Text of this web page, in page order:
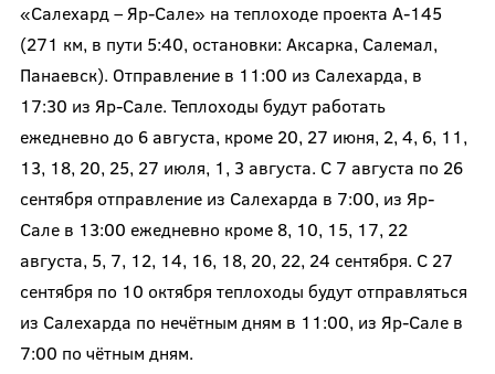
«Салехард – Яр-Сале» на теплоходе проекта А-145
(271 км, в пути 5:40, остановки: Аксарка, Салемал,
Панаевск). Отправление в 11:00 из Салехарда, в
17:30 из Яр-Сале. Теплоходы будут работать
ежедневно до 6 августа, кроме 20, 27 июня, 2, 4, 6, 11,
13, 18, 20, 25, 27 июля, 1, 3 августа. С 7 августа по 26
сентября отправление из Салехарда в 7:00, из Яр-
Сале в 13:00 ежедневно кроме 8, 10, 15, 17, 22
августа, 5, 7, 12, 14, 16, 18, 20, 22, 24 сентября. С 27
сентября по 10 октября теплоходы будут отправляться
из Салехарда по нечётным дням в 11:00, из Яр-Сале в
7:00 по чётным дням.